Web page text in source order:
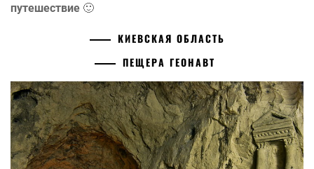
путешествие 🙂
КИЕВСКАЯ ОБЛАСТЬ
ПЕЩЕРА ГЕОНАВТ